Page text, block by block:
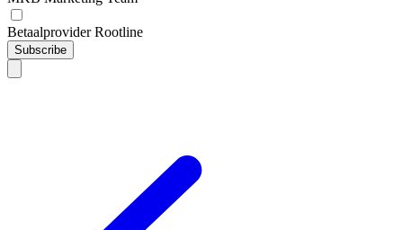
Betaalprovider Rootline
Subscribe